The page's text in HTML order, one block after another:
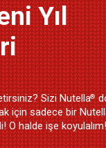
Yıl
Sizi Nutella®
için sadece bir
O halde işe